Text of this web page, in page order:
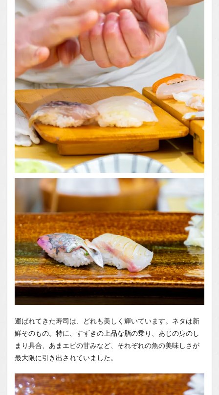
運ばれてきた寿司は、どれも美しく輝いています。ネタは新
鮮そのもの。特に、すずきの上品な脂の乗り、あじの身のし
まり具合、あまエビの甘みなど、それぞれの魚の美味しさが
最大限に引き出されていました。